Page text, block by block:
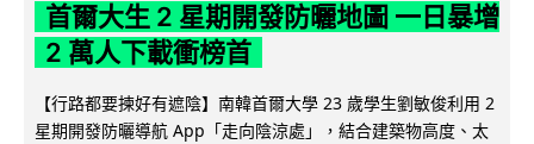
首爾大生 2 星期開發防曬地圖 一日暴增
2 萬人下載衝榜首
【行路都要揀好有遮陰】南韓首爾大學 23 歲學生劉敏俊利用 2
星期開發防曬導航 App「走向陰涼處」，結合建築物高度、太